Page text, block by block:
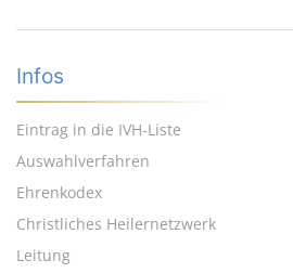
Infos
Eintrag in die IVH-Liste
Auswahlverfahren
Ehrenkodex
Christliches Heilernetzwerk
Leitung